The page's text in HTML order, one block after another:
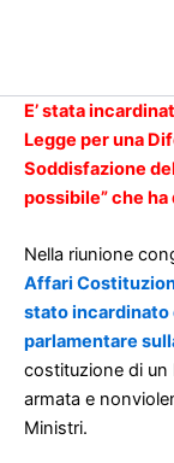
E’ stata
Legge per una
Soddisfazione
possibile” che
Nella riunione
Affari
stato
parlamentare
costituzione di un
armata e
Ministri.